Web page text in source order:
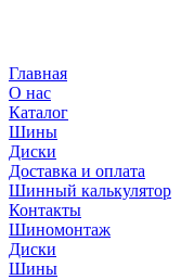
Главная
О нас
Каталог
Шины
Диски
Доставка и оплата
Шинный калькулятор
Контакты
Шиномонтаж
Диски
Шины